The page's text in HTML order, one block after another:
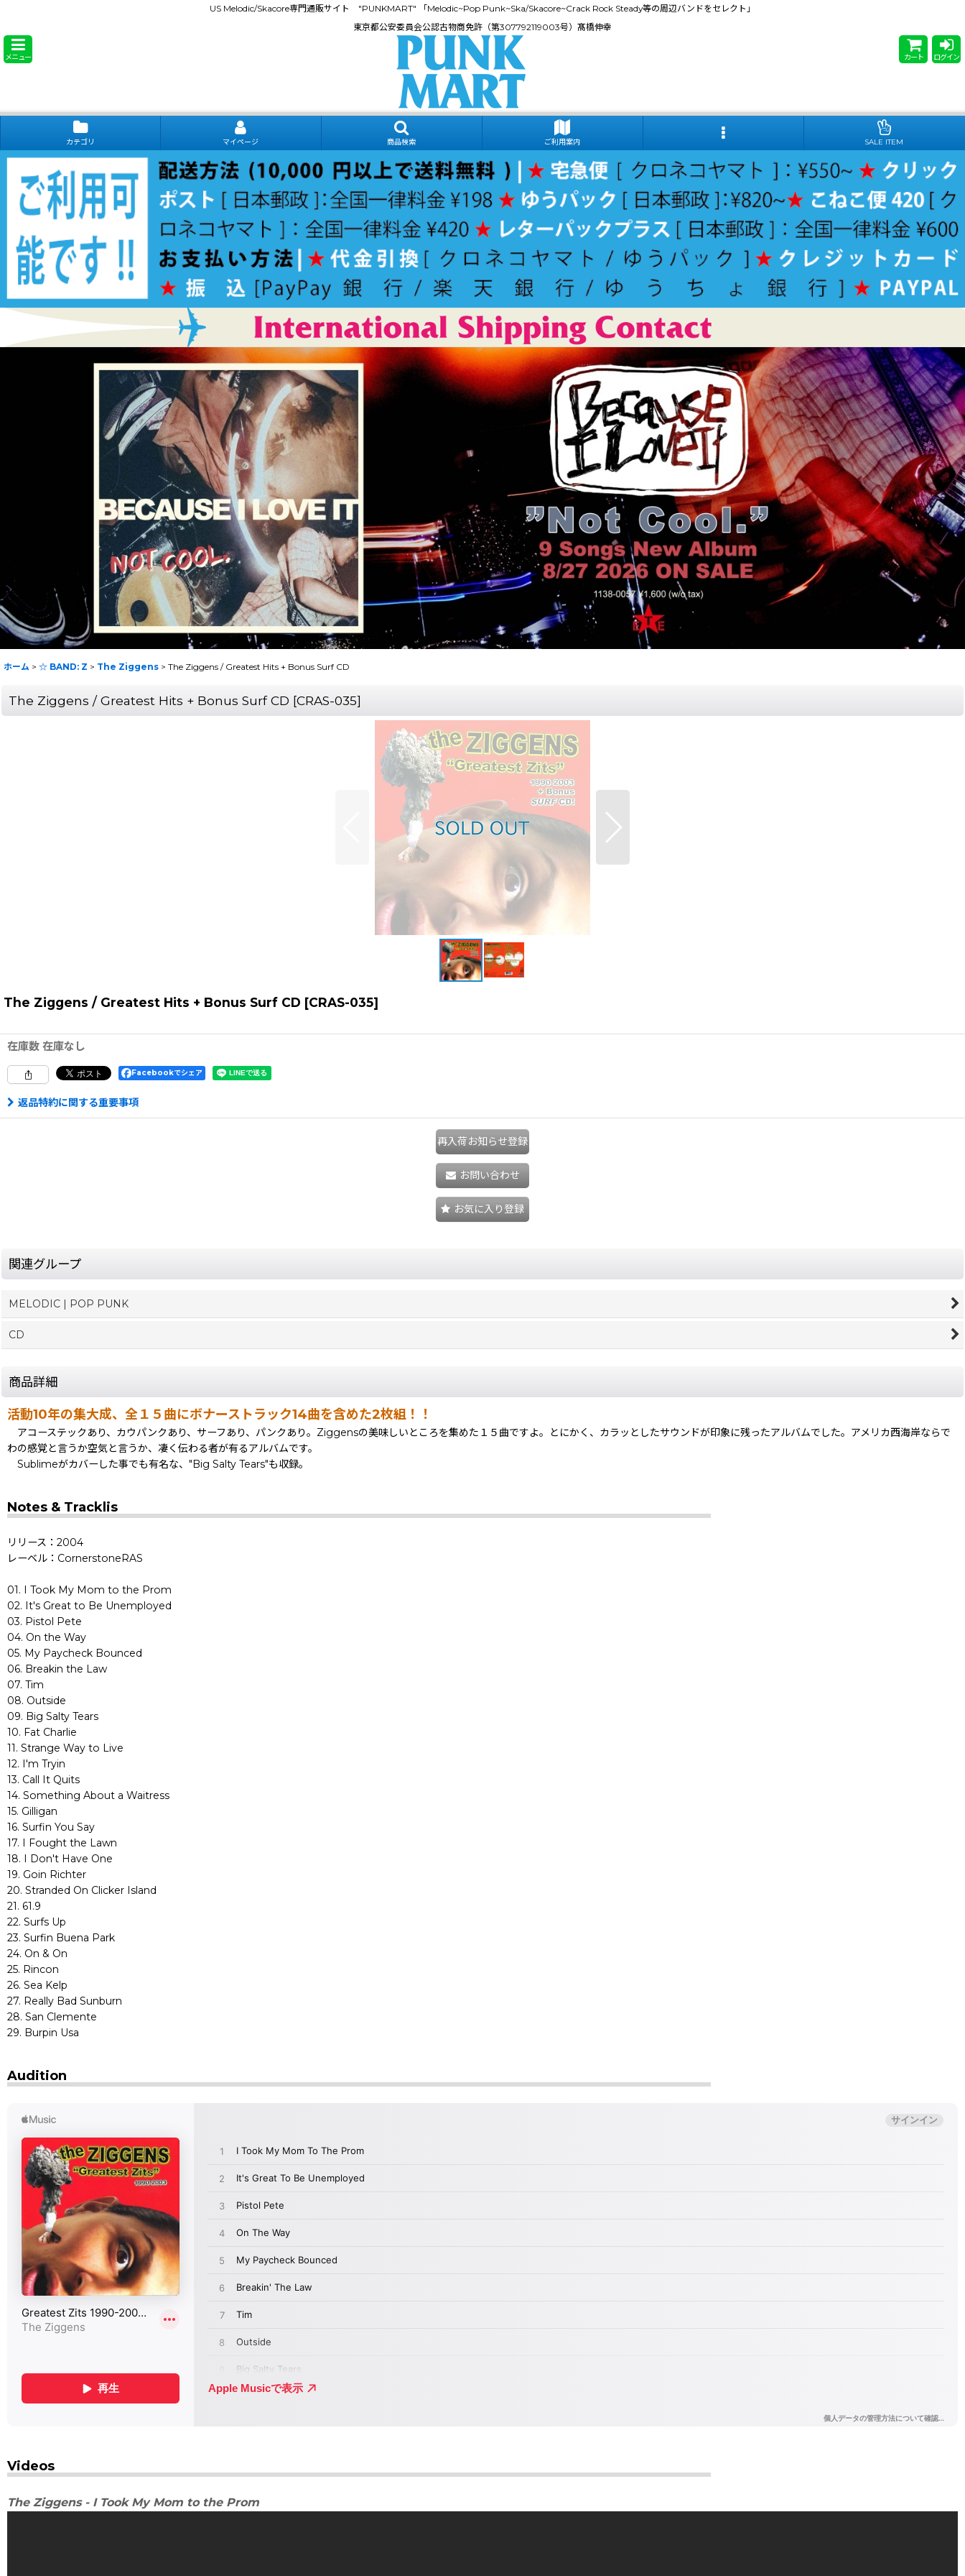
US Melodic/Skacore専門通販サイト "PUNKMART" 「Melodic~Pop Punk~Ska/Skacore~Crack Rock Steady等の周辺バンドをセレクト」
東京都公安委員会公認古物商免許（第307792119003号）髙橋伸幸
メニュー カート ログイン
カテゴリ マイページ 商品検索 ご利用案内 SALE ITEM
ホーム > ☆ BAND: Z > The Ziggens > The Ziggens / Greatest Hits + Bonus Surf CD
The Ziggens / Greatest Hits + Bonus Surf CD [CRAS-035]
The Ziggens / Greatest Hits + Bonus Surf CD [CRAS-035]
在庫数 在庫なし
Facebookでシェア
返品特約に関する重要事項
再入荷お知らせ登録
お問い合わせ
お気に入り登録
関連グループ
MELODIC | POP PUNK
CD
商品詳細
活動10年の集大成、全１５曲にボナーストラック14曲を含めた2枚組！！
アコーステックあり、カウパンクあり、サーフあり、パンクあり。Ziggensの美味しいところを集めた１５曲ですよ。とにかく、カラッとしたサウンドが印象に残ったアルバムでした。アメリカ西海岸ならで
わの感覚と言うか空気と言うか、凄く伝わる者が有るアルバムです。
Sublimeがカバーした事でも有名な、"Big Salty Tears"も収録。
Notes & Tracklis
リリース：2004
レーベル：CornerstoneRAS
01. I Took My Mom to the Prom
02. It's Great to Be Unemployed
03. Pistol Pete
04. On the Way
05. My Paycheck Bounced
06. Breakin the Law
07. Tim
08. Outside
09. Big Salty Tears
10. Fat Charlie
11. Strange Way to Live
12. I'm Tryin
13. Call It Quits
14. Something About a Waitress
15. Gilligan
16. Surfin You Say
17. I Fought the Lawn
18. I Don't Have One
19. Goin Richter
20. Stranded On Clicker Island
21. 61.9
22. Surfs Up
23. Surfin Buena Park
24. On & On
25. Rincon
26. Sea Kelp
27. Really Bad Sunburn
28. San Clemente
29. Burpin Usa
Audition
Videos
The Ziggens - I Took My Mom to the Prom